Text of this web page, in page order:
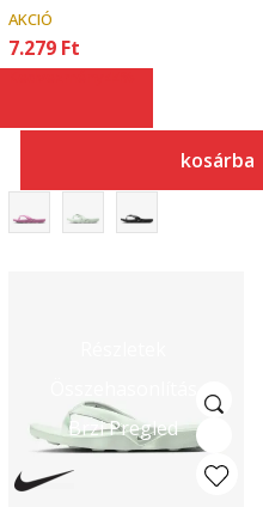
AKCIÓ
7.279 Ft
kosárba
Brzi Pregled